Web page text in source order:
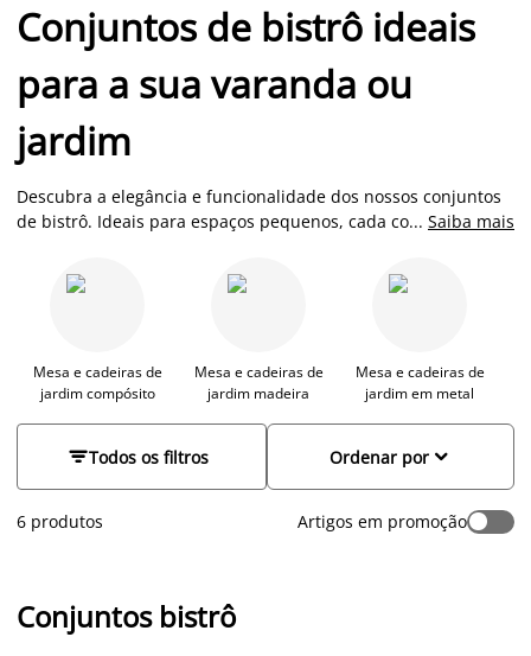
Conjuntos de bistrô ideais
para a sua varanda ou
jardim
Descubra a elegância e funcionalidade dos nossos conjuntos
de bistrô. Ideais para espaços pequenos, cada conjunto foi
locais de puro charme e conforto. Com opções que combinam
o design moderno com materiais de alta qualidade, os nossos
... Saiba mais
Mesa e cadeiras de
jardim compósito
Mesa e cadeiras de
jardim madeira
Mesa e cadeiras de
jardim em metal
Todos os filtros 
Ordenar por
6 produtos Artigos em promoção
Conjuntos bistrô